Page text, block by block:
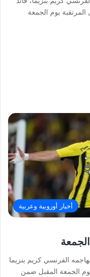
يوم الجمعة
أخبار أوروبية وعربية
الفرنسي كريم بنزيما
الجمعة المقبل ضمن